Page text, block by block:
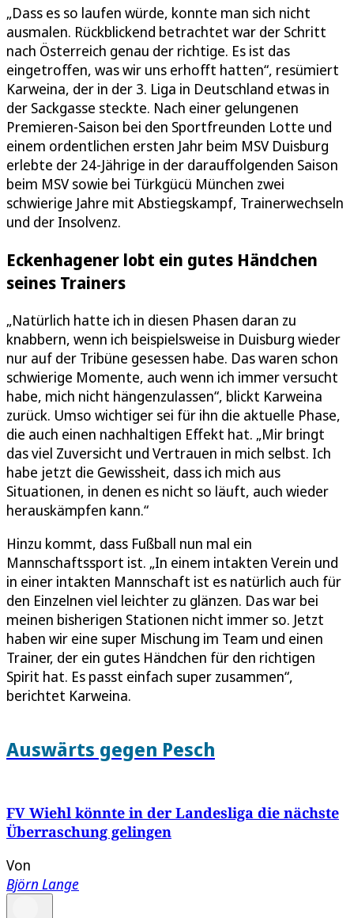
„Dass es so laufen würde, konnte man sich nicht
ausmalen. Rückblickend betrachtet war der Schritt
nach Österreich genau der richtige. Es ist das
eingetroffen, was wir uns erhofft hatten“, resümiert
Karweina, der in der 3. Liga in Deutschland etwas in
der Sackgasse steckte. Nach einer gelungenen
Premieren-Saison bei den Sportfreunden Lotte und
einem ordentlichen ersten Jahr beim MSV Duisburg
erlebte der 24-Jährige in der darauffolgenden Saison
beim MSV sowie bei Türkgücü München zwei
schwierige Jahre mit Abstiegskampf, Trainerwechseln
und der Insolvenz.
Eckenhagener lobt ein gutes Händchen
seines Trainers
„Natürlich hatte ich in diesen Phasen daran zu
knabbern, wenn ich beispielsweise in Duisburg wieder
nur auf der Tribüne gesessen habe. Das waren schon
schwierige Momente, auch wenn ich immer versucht
habe, mich nicht hängenzulassen“, blickt Karweina
zurück. Umso wichtiger sei für ihn die aktuelle Phase,
die auch einen nachhaltigen Effekt hat. „Mir bringt
das viel Zuversicht und Vertrauen in mich selbst. Ich
habe jetzt die Gewissheit, dass ich mich aus
Situationen, in denen es nicht so läuft, auch wieder
herauskämpfen kann.“
Hinzu kommt, dass Fußball nun mal ein
Mannschaftssport ist. „In einem intakten Verein und
in einer intakten Mannschaft ist es natürlich auch für
den Einzelnen viel leichter zu glänzen. Das war bei
meinen bisherigen Stationen nicht immer so. Jetzt
haben wir eine super Mischung im Team und einen
Trainer, der ein gutes Händchen für den richtigen
Spirit hat. Es passt einfach super zusammen“,
berichtet Karweina.
Auswärts gegen Pesch
FV Wiehl könnte in der Landesliga die nächste
Überraschung gelingen
Von
Björn Lange